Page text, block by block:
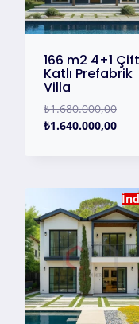
166 m2 4+1 Çift
Katlı Prefabrik
Villa
₺1.680.000,00
₺1.640.000,00